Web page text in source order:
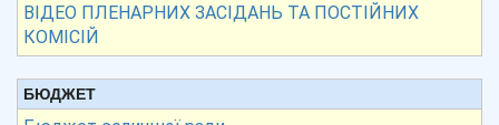
ВІДЕО ПЛЕНАРНИХ ЗАСІДАНЬ ТА ПОСТІЙНИХ
КОМІСІЙ
БЮДЖЕТ